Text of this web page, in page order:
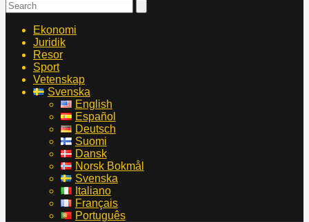
Ekonomi
Juridik
Resor
Sport
Vetenskap
Svenska
English
Español
Deutsch
Suomi
Dansk
Norsk Bokmål
Svenska
Italiano
Français
Português